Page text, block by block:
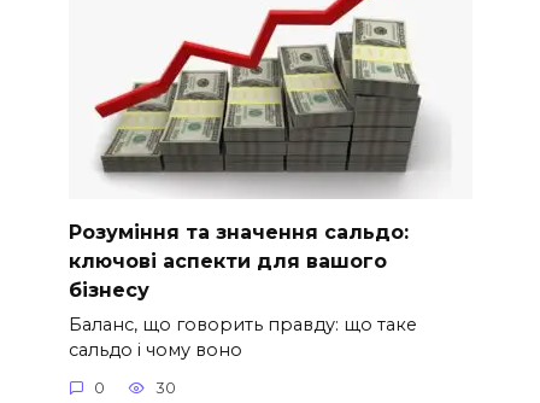
Розуміння та значення сальдо:
ключові аспекти для вашого
бізнесу
Баланс, що говорить правду: що таке
сальдо і чому воно
0 30